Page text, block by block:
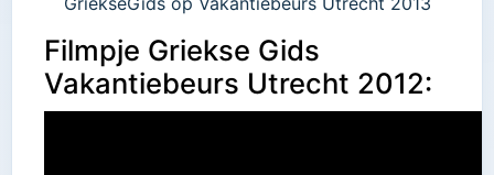
Filmpje Griekse Gids
Vakantiebeurs Utrecht 2012: